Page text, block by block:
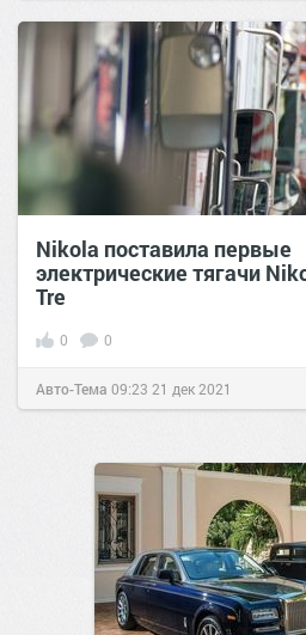
Nikola поставила первые
электрические тягачи
Tre
0 0
Авто-Тема 09:23 21 дек 2021